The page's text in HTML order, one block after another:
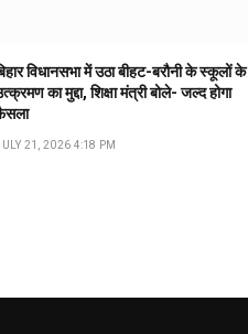
विधानसभा में उठा बीहट-बरौनी के स्कूलों के
का मुद्दा, शिक्षा मंत्री बोले- जल्द होगा
21, 2026 4:18 PM